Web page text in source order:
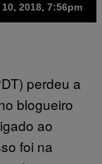
2018, 7:56pm
perdeu a
blogueiro
ao
foi na